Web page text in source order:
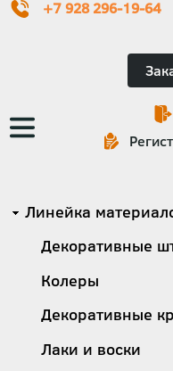
+7 928 296-19-64
Основная
навигация
Категории
Линейка
Декоративные
Колеры
Декоративные
Лаки и воски